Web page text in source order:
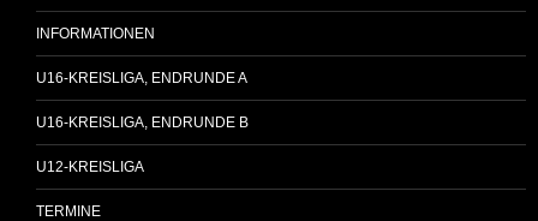
INFORMATIONEN
U16-KREISLIGA, ENDRUNDE A
U16-KREISLIGA, ENDRUNDE B
U12-KREISLIGA
TERMINE